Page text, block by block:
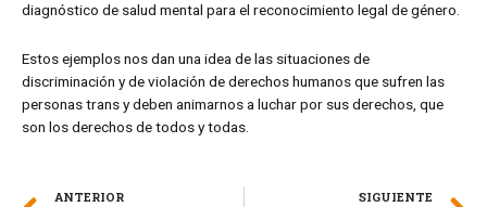
diagnóstico de salud mental para el reconocimiento legal de género.
Estos ejemplos nos dan una idea de las situaciones de
discriminación y de violación de derechos humanos que sufren las
personas trans y deben animarnos a luchar por sus derechos, que
son los derechos de todos y todas.
ANTERIOR SIGUIENTE